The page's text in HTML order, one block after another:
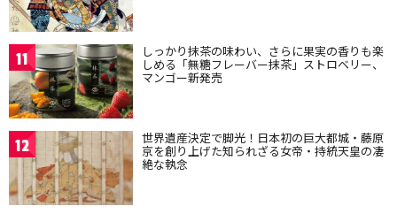
11 しっかり抹茶の味わい、さらに果実の香りも楽
しめる「無糖フレーバー抹茶」ストロベリー、
マンゴー新発売
12 世界遺産決定で脚光！日本初の巨大都城・藤原
京を創り上げた知られざる女帝・持統天皇の凄
絶な執念